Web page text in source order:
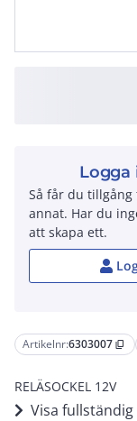
Artikelnr:6303007 content_copy
RELÄSOCKEL 12V
Visa
Logga
Så får du
annat. Har du
att skapa ett.